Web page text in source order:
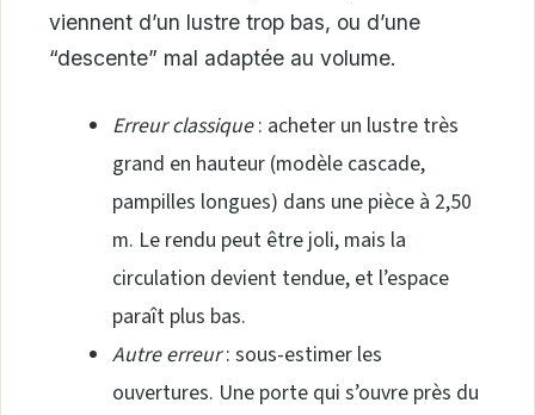
viennent d’un lustre trop bas, ou d’une
“descente” mal adaptée au volume.
Erreur classique: acheter un lustre très
grand en hauteur (modèle cascade,
pampilles longues) dans une pièce à 2,50
m. Le rendu peut être joli, mais la
circulation devient tendue, et l’espace
paraît plus bas.
Autre erreur: sous-estimer les
ouvertures. Une porte qui s’ouvre près du